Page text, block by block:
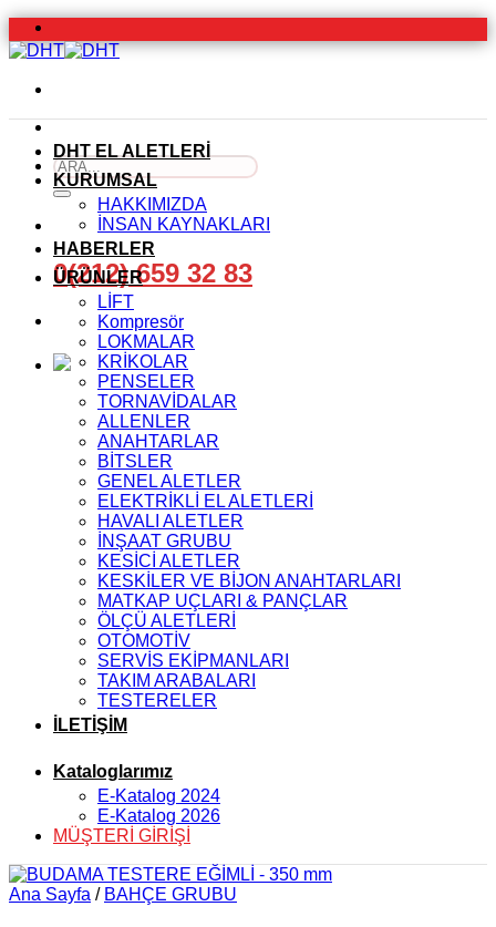
İçeriğe
atla
Ara:
0(212) 659 32 83
DHT EL ALETLERİ
KURUMSAL
HAKKIMIZDA
İNSAN KAYNAKLARI
HABERLER
ÜRÜNLER
LİFT
Kompresör
LOKMALAR
KRİKOLAR
PENSELER
TORNAVİDALAR
ALLENLER
ANAHTARLAR
BİTSLER
GENEL ALETLER
ELEKTRİKLİ EL ALETLERİ
HAVALI ALETLER
İNŞAAT GRUBU
KESİCİ ALETLER
KESKİLER VE BİJON ANAHTARLARI
MATKAP UÇLARI & PANÇLAR
ÖLÇÜ ALETLERİ
OTOMOTİV
SERVİS EKİPMANLARI
TAKIM ARABALARI
TESTERELER
İLETİŞİM
Kataloglarımız
E-Katalog 2024
E-Katalog 2026
MÜŞTERİ GİRİŞİ
Ana Sayfa / BAHÇE GRUBU